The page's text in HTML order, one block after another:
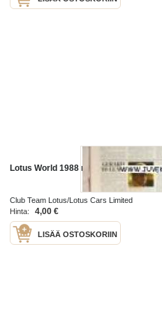
Lotus World 1988 nr 7
Club Team Lotus/Lotus Cars Limited
1988
Hinta: 4,00 €
LISÄÄ OSTOSKORIIN